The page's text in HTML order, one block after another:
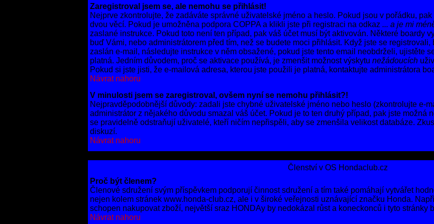
Zaregistroval jsem se, ale nemohu se přihlásit!
Nejprve zkontrolujte, že zadáváte správné uživatelské jméno a heslo. Pokud jsou v pořádku,
dvou věcí. Pokud je umožněna podpora COPPA a klikli jste při registraci na odkaz ... a je mi
zaslané instrukce. Pokud toto není ten případ, pak váš účet musí být aktivován. Některé boardy
buď Vámi, nebo administrátorem před tím, než se budete moci přihlásit. Když jste se
zaslán e-mail, následujte instrukce v něm obsažené, pokud jste tento email neobdrželi, ujistěte
platná. Jedním důvodem, proč se aktivace používá, je zmenšit možnost výskytu nežádoucích
Pokud si jste jisti, že e-mailová adresa, kterou jste použili je platná, kontaktujte administrátora
Návrat nahoru
V minulosti jsem se zaregistroval, ovšem nyní se nemohu přihlásit?!
Nejpravděpodobnější důvody: zadali jste chybné uživatelské jméno nebo heslo (zkontrolujte e-
administrátor z nějakého důvodu smazal váš účet. Pokud je to ten druhý případ, pak jste možná
se pravidelně odstraňují uživatelé, kteří ničím nepřispěli, aby se zmenšila velikost databáze.
diskuzí.
Návrat nahoru
Členství v OS Hondaclub.cz
Proč být členem?
Členové sdružení svým příspěvkem podporují činnost sdružení a tím také pomáhají vytvářet
nejen kolem stránek www.honda-club.cz, ale i v široké veřejnosti uznávající značku Honda.
schopen nakupovat zboží, největší sraz HONDAy by nedokázal růst a koneckonců i tyto stránky
Návrat nahoru